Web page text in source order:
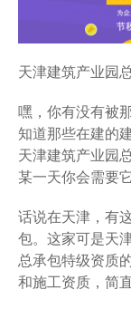
天津建筑产业园
嘿，你有没有被
知道那些在建的
天津建筑产业园
某一天你会需要
话说在天津，有
包。这家可是天
总承包特级资质
和施工资质，简